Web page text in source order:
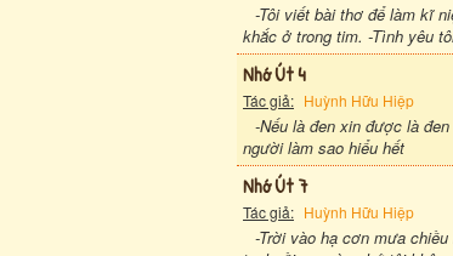
-Tôi viết bài thơ để làm kĩ
khắc ở trong tim. -Tình yêu
Nhớ Út 4
Tác giả: Huỳnh Hữu Hiệp
-Nếu là đen xin được là
người làm sao hiểu hết
Nhớ Út 7
Tác giả: Huỳnh Hữu Hiệp
-Trời vào hạ cơn mưa